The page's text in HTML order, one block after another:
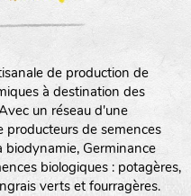
de production de
à destination des
un réseau d'une
de semences
Germinance
biologiques : potagères,
verts et fourragères.